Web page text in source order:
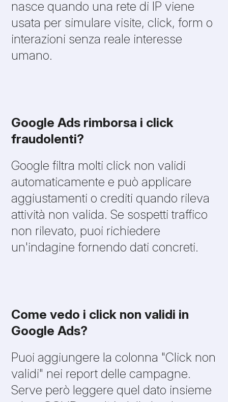
nasce quando una rete di IP viene
usata per simulare visite, click, form o
interazioni senza reale interesse
umano.
Google Ads rimborsa i click
fraudolenti?
Google filtra molti click non validi
automaticamente e può applicare
aggiustamenti o crediti quando rileva
attività non valida. Se sospetti traffico
non rilevato, puoi richiedere
un'indagine fornendo dati concreti.
Come vedo i click non validi in
Google Ads?
Puoi aggiungere la colonna "Click non
validi" nei report delle campagne.
Serve però leggere quel dato insieme